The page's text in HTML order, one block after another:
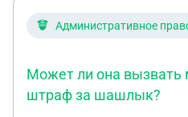
Административное
Может ли она
штраф за шашлык?